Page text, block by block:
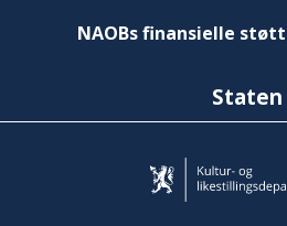
NAOBs finansielle
Staten